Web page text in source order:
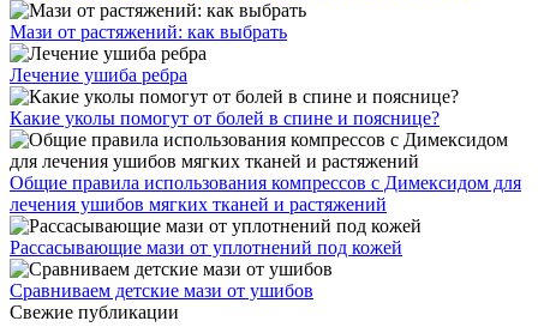
Мази от растяжений: как выбрать
Лечение ушиба ребра
Какие уколы помогут от болей в спине и пояснице?
Общие правила использования компрессов с Димексидом для
лечения ушибов мягких тканей и растяжений
Рассасывающие мази от уплотнений под кожей
Сравниваем детские мази от ушибов
Свежие публикации